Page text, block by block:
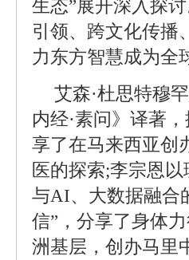
生态”展开深入探
引领、跨文化传播
力东方智慧成为全
艾森·杜思特穆
内经·素问》译著
享了在马来西亚创
医的探索;李宗恩
与AI、大数据融合
信”，分享了身体
洲基层，创办马里